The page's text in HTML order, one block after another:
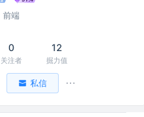
前端
0
关注者
12
掘力值
私信